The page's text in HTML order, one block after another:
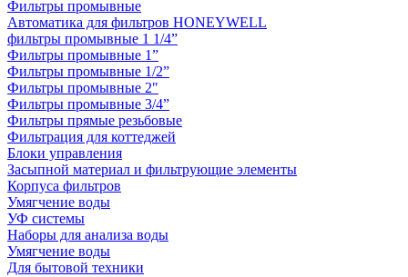
Фильтры промывные
Автоматика для фильтров HONEYWELL
фильтры промывные 1 1/4”
Фильтры промывные 1”
Фильтры промывные 1/2”
Фильтры промывные 2"
Фильтры промывные 3/4”
Фильтры прямые резьбовые
Фильтрация для коттеджей
Блоки управления
Засыпной материал и фильтрующие элементы
Корпуса фильтров
Умягчение воды
УФ системы
Наборы для анализа воды
Умягчение воды
Для бытовой техники